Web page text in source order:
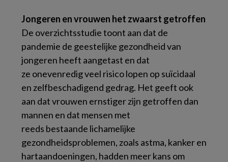
Jongeren en vrouwen het zwaarst getroffen
De overzichtsstudie toont aan dat de
pandemie de geestelijke gezondheid van
jongeren heeft aangetast en dat
ze onevenredig veel risico lopen op suïcidaal
en zelfbeschadigend gedrag. Het geeft ook
aan dat vrouwen ernstiger zijn getroffen dan
mannen en dat mensen met
reeds bestaande lichamelijke
gezondheidsproblemen, zoals astma, kanker en
hartaandoeningen, hadden meer kans om